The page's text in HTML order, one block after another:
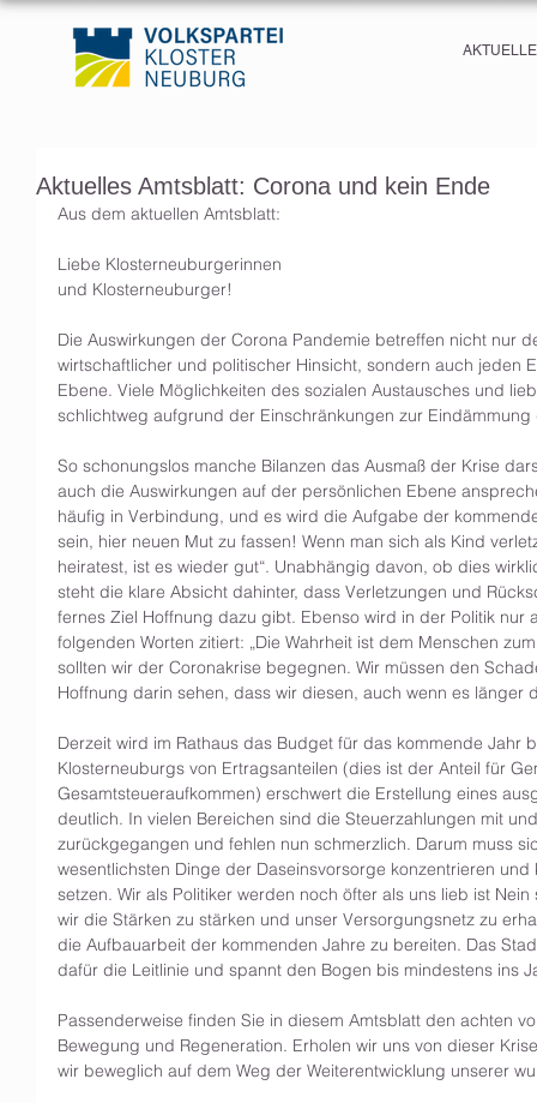
Aktuelles Amtsblatt: Corona und kein Ende
Aus dem aktuellen Amtsblatt:
Liebe Klosterneuburgerinnen
und Klosterneuburger!
Die Auswirkungen der Corona Pandemie betreffen nicht nur
wirtschaftlicher und politischer Hinsicht, sondern auch jeden
Ebene. Viele Möglichkeiten des sozialen Austausches und
schlichtweg aufgrund der Einschränkungen zur
So schonungslos manche Bilanzen das Ausmaß der Krise
auch die Auswirkungen auf der persönlichen Ebene
häufig in Verbindung, und es wird die Aufgabe der
sein, hier neuen Mut zu fassen! Wenn man sich als Kind
heiratest, ist es wieder gut“. Unabhängig davon, ob dies
steht die klare Absicht dahinter, dass Verletzungen und
fernes Ziel Hoffnung dazu gibt. Ebenso wird in der Politik
folgenden Worten zitiert: „Die Wahrheit ist dem Menschen
sollten wir der Coronakrise begegnen. Wir müssen den
Hoffnung darin sehen, dass wir diesen, auch wenn es länger
Derzeit wird im Rathaus das Budget für das kommende Jahr
Klosterneuburgs von Ertragsanteilen (dies ist der Anteil für
Gesamtsteueraufkommen) erschwert die Erstellung eines
deutlich. In vielen Bereichen sind die Steuerzahlungen mit
zurückgegangen und fehlen nun schmerzlich. Darum muss
wesentlichsten Dinge der Daseinsvorsorge konzentrieren
setzen. Wir als Politiker werden noch öfter als uns lieb ist
wir die Stärken zu stärken und unser Versorgungsnetz zu
die Aufbauarbeit der kommenden Jahre zu bereiten. Das
dafür die Leitlinie und spannt den Bogen bis mindestens ins
Passenderweise finden Sie in diesem Amtsblatt den achten
Bewegung und Regeneration. Erholen wir uns von dieser
wir beweglich auf dem Weg der Weiterentwicklung unserer